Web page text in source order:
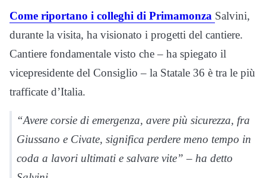
Come riportano i colleghi di Primamonza Salvini,
durante la visita, ha visionato i progetti del cantiere.
Cantiere fondamentale visto che – ha spiegato il
vicepresidente del Consiglio – la Statale 36 è tra le più
trafficate d’Italia.
“Avere corsie di emergenza, avere più sicurezza, fra
Giussano e Civate, significa perdere meno tempo in
coda a lavori ultimati e salvare vite” – ha detto